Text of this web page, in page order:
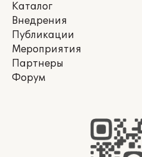
Каталог
Внедрения
Публикации
Мероприятия
Партнеры
Форум